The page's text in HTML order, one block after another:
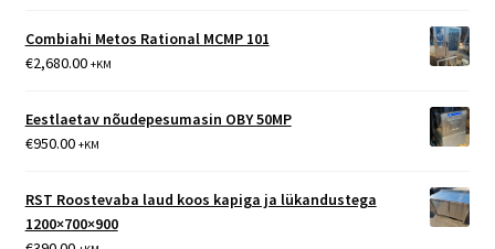
Combiahi Metos Rational MCMP 101
€2,680.00 +KM
Eestlaetav nõudepesumasin OBY 50MP
€950.00 +KM
RST Roostevaba laud koos kapiga ja lükandustega
1200×700×900